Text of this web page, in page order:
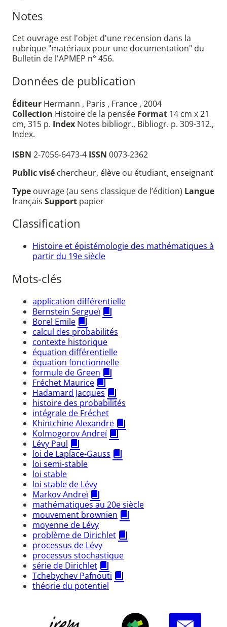
Notes
Cet ouvrage est l'objet d'une recension dans la
rubrique "matériaux pour une documentation" du
Bulletin de l'APMEP n° 456.
Données de publication
Éditeur Hermann , Paris , France , 2004
Collection Histoire de la pensée Format 14 cm x 21
cm, 315 p. Index Notes bibliogr., Bibliogr. p. 309-312.,
Index.
ISBN 2-7056-6473-4 ISSN 0073-2362
Public visé chercheur, élève ou étudiant, enseignant
Type ouvrage (au sens classique de l’édition) Langue
français Support papier
Classification
Histoire et épistémologie des mathématiques à
partir du 19e siècle
Mots-clés
application différentielle
Bernstein Sergueï
Borel Emile
calcul des probabilités
contexte historique
équation différentielle
équation fonctionnelle
formule de Green
Fréchet Maurice
Hadamard Jacques
histoire des probabilités
intégrale de Fréchet
Khintchine Alexandre
Kolmogorov Andreï
Lévy Paul
loi de Laplace-Gauss
loi semi-stable
loi stable
loi stable de Lévy
Markov Andreï
mathématiques au 20e siècle
mouvement brownien
moyenne de Lévy
problème de Dirichlet
processus de Lévy
processus stochastique
série de Dirichlet
Tchebychev Pafnouti
théorie du potentiel